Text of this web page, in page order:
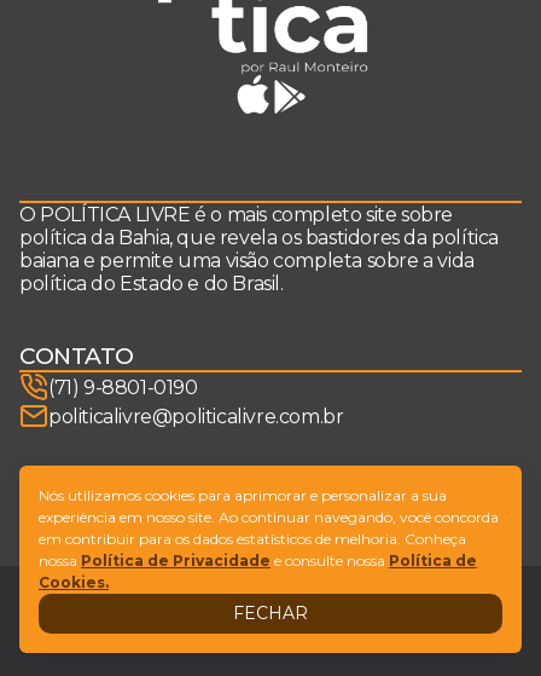
O POLÍTICA LIVRE é o mais completo site sobre
política da Bahia, que revela os bastidores da política
baiana e permite uma visão completa sobre a vida
política do Estado e do Brasil.
CONTATO
(71) 9-8801-0190
politicalivre@politicalivre.com.br
SIGA-NOS
© Copyright Política Livre. All Rights Reserved
Design by NVGO
LegalFale conosco
Nós utilizamos cookies para aprimorar e personalizar a sua
experiência em nosso site. Ao continuar navegando, você concorda
em contribuir para os dados estatísticos de melhoria. Conheça
nossa Política de Privacidade e consulte nossa Política de
Cookies.
FECHAR